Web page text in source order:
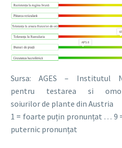
Sursa: AGES – Institutul
pentru testarea si
soiurilor de plante din Austria
1 = foarte puțin pronunțat … 9
puternic pronunțat